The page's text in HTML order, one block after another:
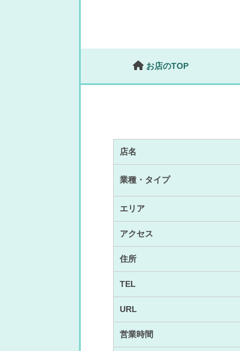
お店のTOP
店名
業種・タイプ
エリア
アクセス
住所
TEL
URL
営業時間